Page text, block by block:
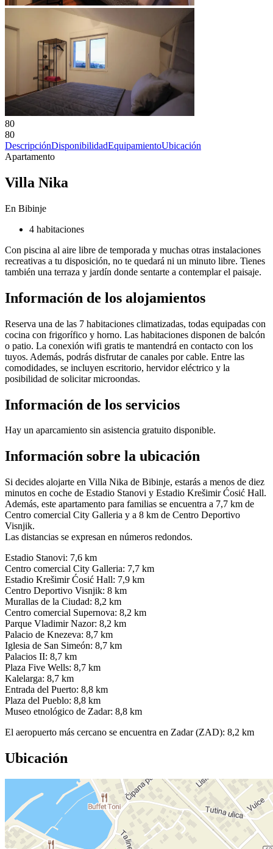
80
80
DescripciónDisponibilidadEquipamientoUbicación
Apartamento
Villa Nika
En Bibinje
4 habitaciones
Con piscina al aire libre de temporada y muchas otras instalaciones
recreativas a tu disposición, no te quedará ni un minuto libre. Tienes
también una terraza y jardín donde sentarte a contemplar el paisaje.
Información de los alojamientos
Reserva una de las 7 habitaciones climatizadas, todas equipadas con
cocina con frigorífico y horno. Las habitaciones disponen de balcón
o patio. La conexión wifi gratis te mantendrá en contacto con los
tuyos. Además, podrás disfrutar de canales por cable. Entre las
comodidades, se incluyen escritorio, hervidor eléctrico y la
posibilidad de solicitar microondas.
Información de los servicios
Hay un aparcamiento sin asistencia gratuito disponible.
Información sobre la ubicación
Si decides alojarte en Villa Nika de Bibinje, estarás a menos de diez
minutos en coche de Estadio Stanovi y Estadio Krešimir Ćosić Hall.
Además, este apartamento para familias se encuentra a 7,7 km de
Centro comercial City Galleria y a 8 km de Centro Deportivo
Visnjik.
Las distancias se expresan en números redondos.
Estadio Stanovi: 7,6 km
Centro comercial City Galleria: 7,7 km
Estadio Krešimir Ćosić Hall: 7,9 km
Centro Deportivo Visnjik: 8 km
Murallas de la Ciudad: 8,2 km
Centro comercial Supernova: 8,2 km
Parque Vladimir Nazor: 8,2 km
Palacio de Knezeva: 8,7 km
Iglesia de San Simeón: 8,7 km
Palacios II: 8,7 km
Plaza Five Wells: 8,7 km
Kalelarga: 8,7 km
Entrada del Puerto: 8,8 km
Plaza del Pueblo: 8,8 km
Museo etnológico de Zadar: 8,8 km
El aeropuerto más cercano se encuentra en Zadar (ZAD): 8,2 km
Ubicación